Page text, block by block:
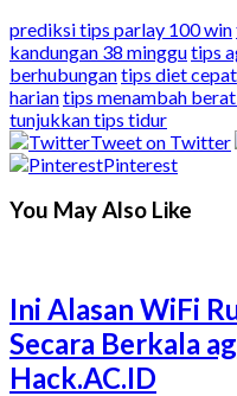
prediksi tips parlay 100 win
kandungan 38 minggutips
berhubungantips diet cepat
hariantips menambah
tunjukkan tips tidur
Tweet on Twitter
Pinterest
You May Also Like
Ini Alasan WiFi
Secara Berkala
Hack.AC.ID